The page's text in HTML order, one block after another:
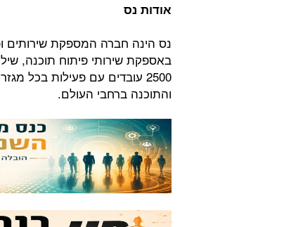
אודות נס
באספקת שירותי פיתוח תוכנה,
2500 עובדים עם פעילות
והתוכנה ברחבי העולם.